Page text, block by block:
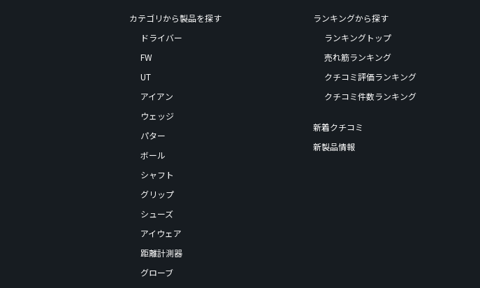
カテゴリから製品を探す
ドライバー
FW
UT
アイアン
ウェッジ
パター
ボール
シャフト
グリップ
シューズ
アイウェア
距離計測器
グローブ
ランキングから探す
ランキングトップ
売れ筋ランキング
クチコミ評価ランキング
クチコミ件数ランキング
新着クチコミ
新製品情報